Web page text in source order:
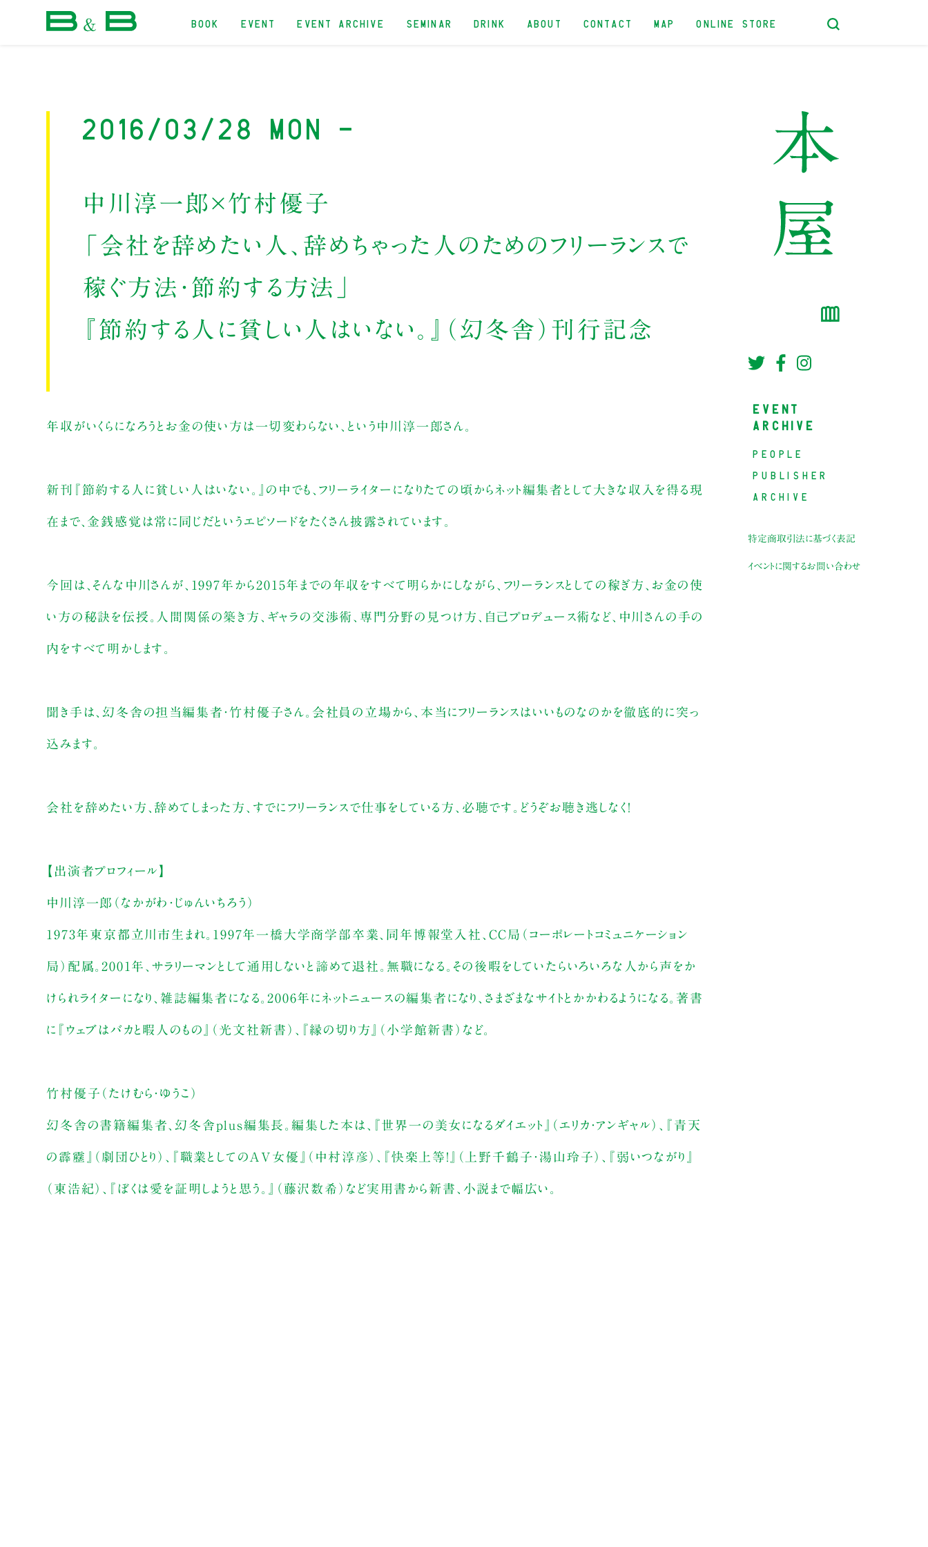
BOOK EVENT EVENT ARCHIVE SEMINAR DRINK ABOUT CONTACT MAP ONLINE STORE
2016/03/28 Mon -
中川淳一郎×竹村優子
「会社を辞めたい人、辞めちゃった人のためのフリーランスで
稼ぐ方法・節約する方法」
『節約する人に貧しい人はいない。』（幻冬舎）刊行記念
年収がいくらになろうとお金の使い方は一切変わらない、という中川淳一郎さん。
新刊『節約する人に貧しい人はいない。』の中でも、フリーライターになりたての頃からネット編集者として大きな収入を得る現
在まで、金銭感覚は常に同じだというエピソードをたくさん披露されています。
今回は、そんな中川さんが、1997年から2015年までの年収をすべて明らかにしながら、フリーランスとしての稼ぎ方、お金の使
い方の秘訣を伝授。人間関係の築き方、ギャラの交渉術、専門分野の見つけ方、自己プロデュース術など、中川さんの手の
内をすべて明かします。
聞き手は、幻冬舎の担当編集者・竹村優子さん。会社員の立場から、本当にフリーランスはいいものなのかを徹底的に突っ
込みます。
会社を辞めたい方、辞めてしまった方、すでにフリーランスで仕事をしている方、必聴です。どうぞお聴き逃しなく！
【出演者プロフィール】
中川淳一郎（なかがわ・じゅんいちろう）
1973年東京都立川市生まれ。1997年一橋大学商学部卒業、同年博報堂入社、CC局（コーポレートコミュニケーション
局）配属。2001年、サラリーマンとして通用しないと諦めて退社。無職になる。その後暇をしていたらいろいろな人から声をか
けられライターになり、雑誌編集者になる。2006年にネットニュースの編集者になり、さまざまなサイトとかかわるようになる。著書
に『ウェブはバカと暇人のもの』（光文社新書）、『縁の切り方』（小学館新書）など。
竹村優子（たけむら・ゆうこ）
幻冬舎の書籍編集者、幻冬舎plus編集長。編集した本は、『世界一の美女になるダイエット』（エリカ・アンギャル）、『青天
の霹靂』（劇団ひとり）、『職業としてのAV女優』（中村淳彦）、『快楽上等！』（上野千鶴子・湯山玲子）、『弱いつながり』
（東浩紀）、『ぼくは愛を証明しようと思う。』（藤沢数希）など実用書から新書、小説まで幅広い。
EVENT
ARCHIVE
PEOPLE
PUBLISHER
ARCHIVE
特定商取引法に基づく表記
イベントに関するお問い合わせ